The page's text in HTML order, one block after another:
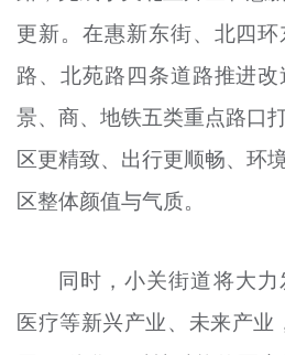
更新。在惠新东街、北四
路、北苑路四条道路推进改
景、商、地铁五类重点路口
区更精致、出行更顺畅、环
区整体颜值与气质。
同时，小关街道将大
医疗等新兴产业、未来产业